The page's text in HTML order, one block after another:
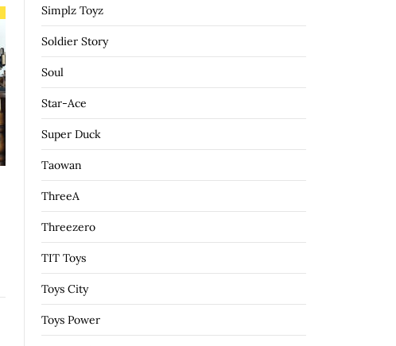
Simplz Toyz
Soldier Story
Soul
Star-Ace
Super Duck
Taowan
ThreeA
Threezero
TIT Toys
Toys City
Toys Power